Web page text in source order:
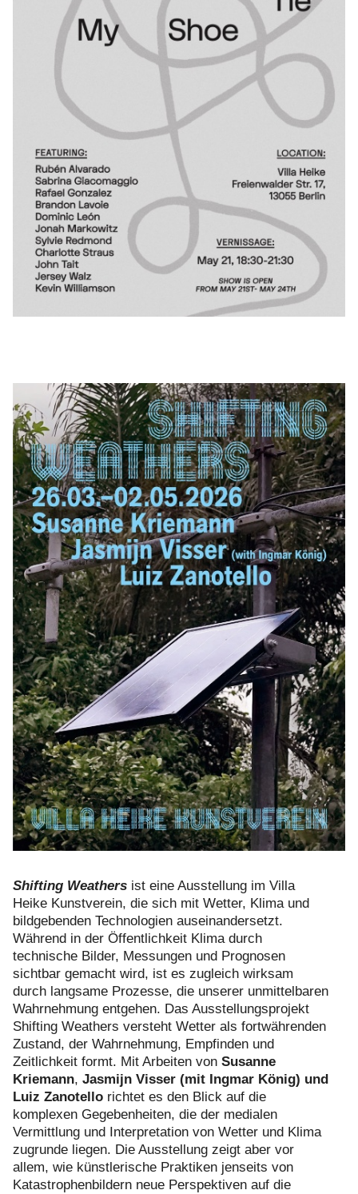
Shifting Weathers ist eine Ausstellung im Villa
Heike Kunstverein, die sich mit Wetter, Klima und
bildgebenden Technologien auseinandersetzt.
Während in der Öffentlichkeit Klima durch
technische Bilder, Messungen und Prognosen
sichtbar gemacht wird, ist es zugleich wirksam
durch langsame Prozesse, die unserer unmittelbaren
Wahrnehmung entgehen. Das Ausstellungsprojekt
Shifting Weathers versteht Wetter als fortwährenden
Zustand, der Wahrnehmung, Empfinden und
Zeitlichkeit formt. Mit Arbeiten von Susanne
Kriemann, Jasmijn Visser (mit Ingmar König) und
Luiz Zanotello richtet es den Blick auf die
komplexen Gegebenheiten, die der medialen
Vermittlung und Interpretation von Wetter und Klima
zugrunde liegen. Die Ausstellung zeigt aber vor
allem, wie künstlerische Praktiken jenseits von
Katastrophenbildern neue Perspektiven auf die